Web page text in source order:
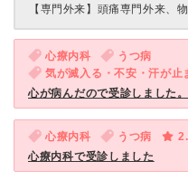
【専門外来】 頭痛専門外来、
心療内科
うつ病
気が滅入る・不安・汗が止
心が病んだので受診しました。
心療内科 うつ病
心療内科で受診しました